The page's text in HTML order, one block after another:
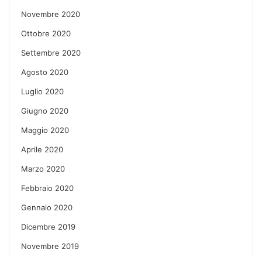
Novembre 2020
Ottobre 2020
Settembre 2020
Agosto 2020
Luglio 2020
Giugno 2020
Maggio 2020
Aprile 2020
Marzo 2020
Febbraio 2020
Gennaio 2020
Dicembre 2019
Novembre 2019